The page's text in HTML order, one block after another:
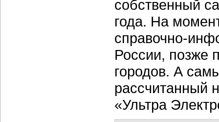
собственный
года. На
справочно-
России, позже
городов. А
рассчитанный
«Ультра